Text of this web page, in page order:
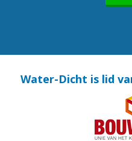
Water-Dicht is lid